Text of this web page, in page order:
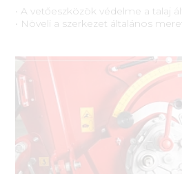
• A vetőeszközök védelme a talaj
• Növeli a szerkezet általános